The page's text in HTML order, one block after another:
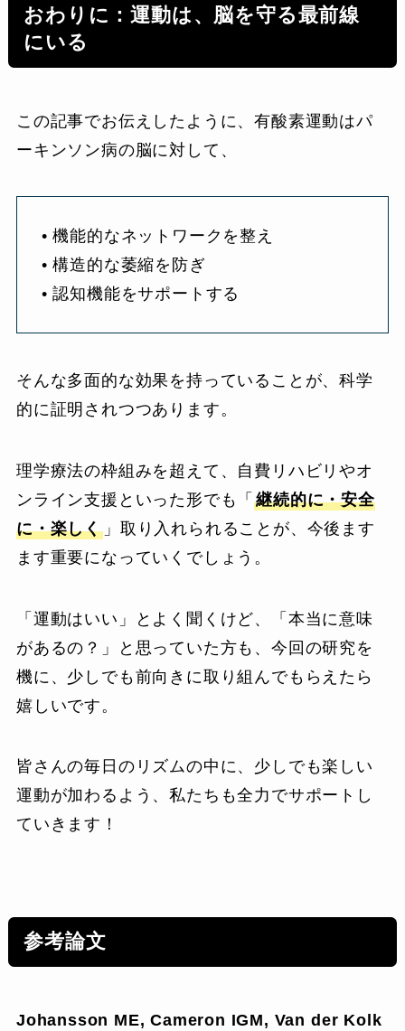
おわりに：運動は、脳を守る最前線
にいる
この記事でお伝えしたように、有酸素運動はパ
ーキンソン病の脳に対して、
• 機能的なネットワークを整え
• 構造的な萎縮を防ぎ
• 認知機能をサポートする
そんな多面的な効果を持っていることが、科学
的に証明されつつあります。
理学療法の枠組みを超えて、自費リハビリやオ
ンライン支援といった形でも「継続的に・安全
に・楽しく」取り入れられることが、今後ます
ます重要になっていくでしょう。
「運動はいい」とよく聞くけど、「本当に意味
があるの？」と思っていた方も、今回の研究を
機に、少しでも前向きに取り組んでもらえたら
嬉しいです。
皆さんの毎日のリズムの中に、少しでも楽しい
運動が加わるよう、私たちも全力でサポートし
ていきます！
参考論文
Johansson ME, Cameron IGM, Van der Kolk